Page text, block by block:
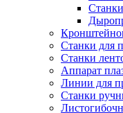
Станки для
Станки
Аппарат
Линии для
Станки